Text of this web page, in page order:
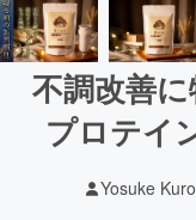
不調改善
プロテイ
Yosuke